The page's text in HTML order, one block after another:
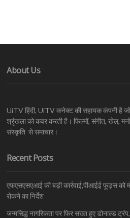
About Us
UiTV हिंदी, UiTV कनेक्ट की सहायक कंपनी है जो
श्रृंखला को कवर करती है। फिल्मों, संगीत, खेल,
संस्कृति से समाचार।
Recent Posts
एफएसएसएआई की बड़ी कार्रवाई,पीआईई फूड्स को
रोकने का निर्देश
जन्मसिद्ध नागरिकता पर फिर सख्त हुए डोनाल्ड